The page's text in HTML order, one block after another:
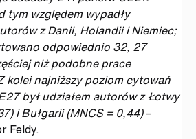
tym względem wypadły
z Danii, Holandii i Niemiec;
odpowiednio 32, 27
niż podobne prace
kolei najniższy poziom cytowań
był udziałem autorów z Łotwy
i Bułgarii (MNCS = 0,44)–
Feldy.